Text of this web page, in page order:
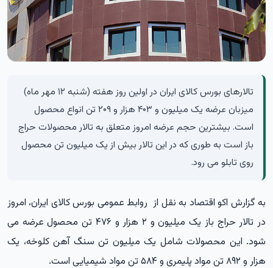
تالارهای بورس کالای ایران در اولین روز هفته (شنبه ۱۲ مهر ماه)
میزبان عرضه یک میلیون و ۴۰۳ هزار و ۲۰۹ تن انواع محصول
است. بیشترین حجم عرضه امروز متعلق به تالار محصولات حراج
باز است به طوری که در این تالار بیش از یک میلیون تن محصول
روی تابلو می رود.
به گزارش اکو اقتصاد به نقل از روابط عمومی بورس کالای ایران، امروز
در تالار حراج باز یک میلیون و ۲ هزار و ۴۷۶ تن محصول عرضه می
شود. این محصولات شامل یک میلیون تن سنگ آهن کلوخه، یک
هزار و ۸۹۲ تن مواد پلیمری و ۵۸۴ تن مواد شیمیایی است.